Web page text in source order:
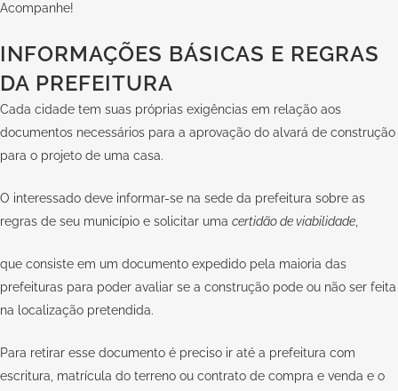
Acompanhe!
INFORMAÇÕES BÁSICAS E REGRAS
DA PREFEITURA
Cada cidade tem suas próprias exigências em relação aos
documentos necessários para a aprovação do alvará de construção
para o projeto de uma casa.
O interessado deve informar-se na sede da prefeitura sobre as
regras de seu município e solicitar uma certidão de viabilidade,
que consiste em um documento expedido pela maioria das
prefeituras para poder avaliar se a construção pode ou não ser feita
na localização pretendida.
Para retirar esse documento é preciso ir até a prefeitura com
escritura, matrícula do terreno ou contrato de compra e venda e o